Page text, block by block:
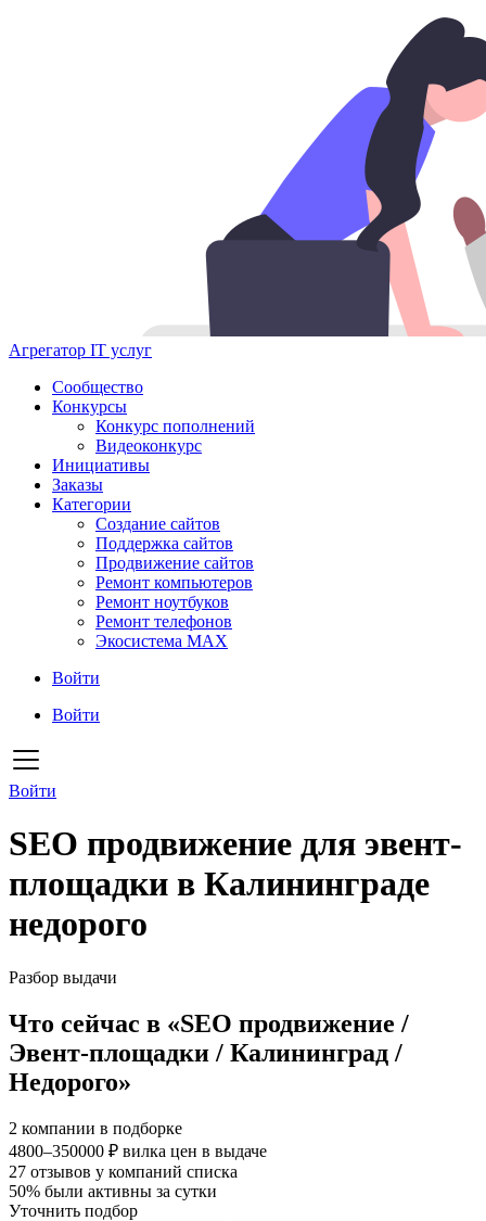
Агрегатор IT услуг
Сообщество
Конкурсы
Конкурс пополнений
Видеоконкурс
Инициативы
Заказы
Категории
Создание сайтов
Поддержка сайтов
Продвижение сайтов
Ремонт компьютеров
Ремонт ноутбуков
Ремонт телефонов
Экосистема MAX
Войти
Войти
Войти
SEO продвижение для эвент-
площадки в Калининграде
недорого
Разбор выдачи
Что сейчас в «SEO продвижение /
Эвент-площадки / Калининград /
Недорого»
2 компании в подборке
4800–350000 ₽ вилка цен в выдаче
27 отзывов у компаний списка
50% были активны за сутки
Уточнить подбор